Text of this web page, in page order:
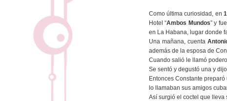
Como última curiosidad, en
Hotel “Ambos Mundos” y
en La Habana, lugar donde
Una mañana, cuenta
además de la esposa de
Cuando salió le llamó
Se sentó y degustó una y
Entonces Constante
lo llamaban sus amigos
Así surgió el coctel que lleva